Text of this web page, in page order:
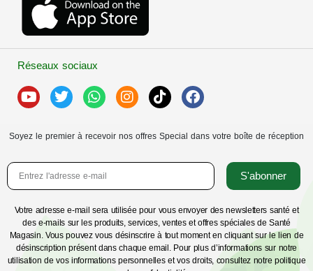
Réseaux sociaux
Soyez le premier à recevoir nos offres Special dans votre boîte de réception
S'abonner
Votre adresse e-mail sera utilisée pour vous envoyer des newsletters santé et
des e-mails sur les produits, services, ventes et offres spéciales de Santé
Magasin. Vous pouvez vous désinscrire à tout moment en cliquant sur le lien de
désinscription présent dans chaque email. Pour plus d’informations sur notre
utilisation de vos informations personnelles et vos droits, consultez notre politique